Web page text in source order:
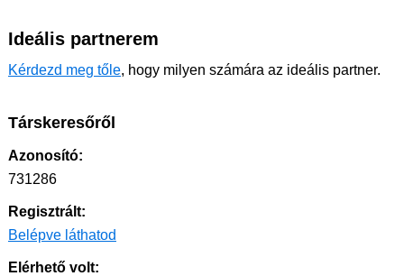
Ideális partnerem
Kérdezd meg tőle, hogy milyen számára az ideális partner.
Társkeresőről
Azonosító:
731286
Regisztrált:
Belépve láthatod
Elérhető volt: